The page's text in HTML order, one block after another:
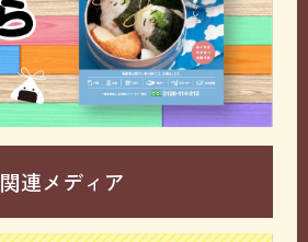
関連メディア